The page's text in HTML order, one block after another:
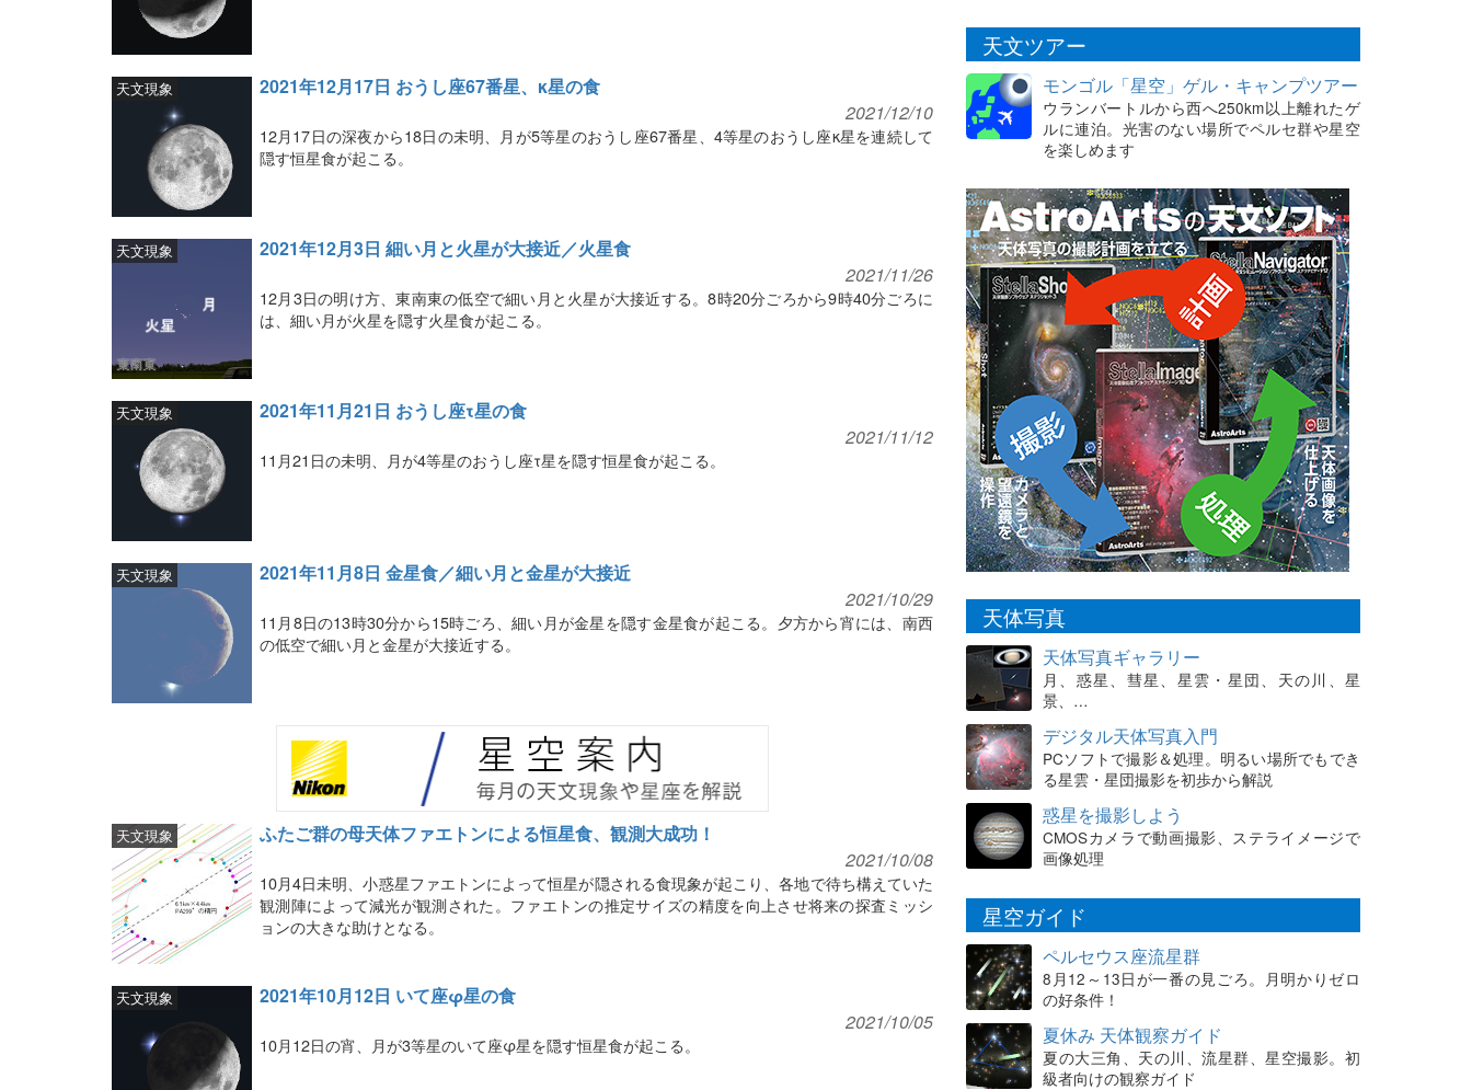
2021年12月17日 おうし座67番星、κ星の食
天文現象
2021/12/10
12月17日の深夜から18日の未明、月が5等星のおうし座67番星、4等星のおうし座κ星を連続して
隠す恒星食が起こる。
2021年12月3日 細い月と火星が大接近／火星食
天文現象
2021/11/26
12月3日の明け方、東南東の低空で細い月と火星が大接近する。8時20分ごろから9時40分ごろに
は、細い月が火星を隠す火星食が起こる。
2021年11月21日 おうし座τ星の食
天文現象
2021/11/12
11月21日の未明、月が4等星のおうし座τ星を隠す恒星食が起こる。
2021年11月8日 金星食／細い月と金星が大接近
天文現象
2021/10/29
11月8日の13時30分から15時ごろ、細い月が金星を隠す金星食が起こる。夕方から宵には、南西
の低空で細い月と金星が大接近する。
ふたご群の母天体ファエトンによる恒星食、観測大成功！
天文現象
2021/10/08
10月4日未明、小惑星ファエトンによって恒星が隠される食現象が起こり、各地で待ち構えていた
観測陣によって減光が観測された。ファエトンの推定サイズの精度を向上させ将来の探査ミッシ
ョンの大きな助けとなる。
2021年10月12日 いて座φ星の食
天文現象
2021/10/05
10月12日の宵、月が3等星のいて座φ星を隠す恒星食が起こる。
天文ツアー
モンゴル「星空」ゲル・キャンプツアー
ウランバートルから西へ250km以上離れたゲ
ルに連泊。光害のない場所でペルセ群や星空
を楽しめます
天体写真
天体写真ギャラリー
月、惑星、彗星、星雲・星団、天の川、星
景、…
デジタル天体写真入門
PCソフトで撮影＆処理。明るい場所でもでき
る星雲・星団撮影を初歩から解説
惑星を撮影しよう
CMOSカメラで動画撮影、ステライメージで
画像処理
星空ガイド
ペルセウス座流星群
8月12～13日が一番の見ごろ。月明かりゼロ
の好条件！
夏休み 天体観察ガイド
夏の大三角、天の川、流星群、星空撮影。初
級者向けの観察ガイド